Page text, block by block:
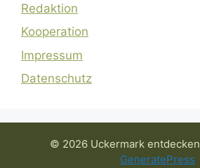
Redaktion
Kooperation
Impressum
Datenschutz
© 2026 Uckermark entdecken
GeneratePress